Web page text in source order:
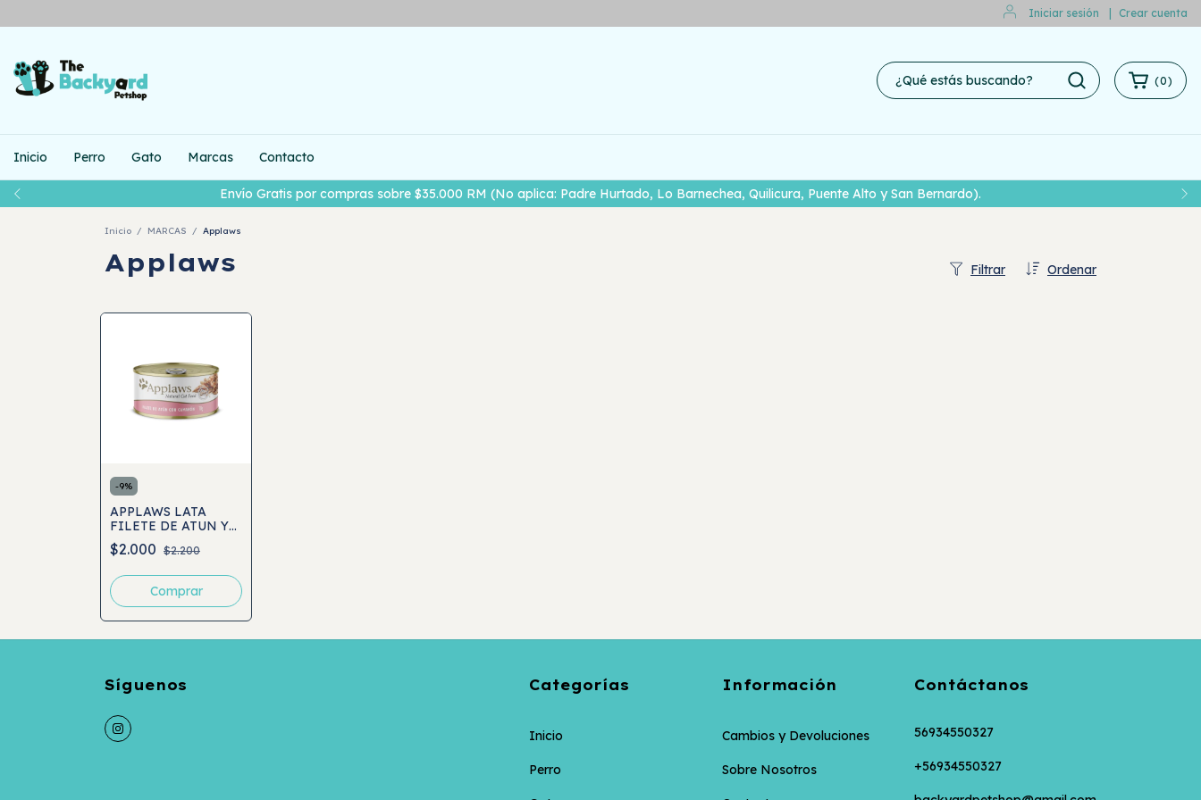
Iniciar sesión Crear cuenta
Envío Gratis por compras sobre $35.000 RM (No aplica: Padre Hurtado, Lo Barnechea, Quilicura, Puente Alto y San Bernardo).
(0)
Inicio Perro Gato Marcas Contacto
Inicio / MARCAS / Applaws
Applaws Ordenar
Filtrar
-9%
APPLAWS LATA
FILETE DE ATUN Y
CAMARÓN CON
CALDITO 70GRS
$2.000 $2.200
Categorías
Inicio
Perro
Información
Cambios y Devoluciones
Sobre Nosotros
Contáctanos
56934550327
+56934550327